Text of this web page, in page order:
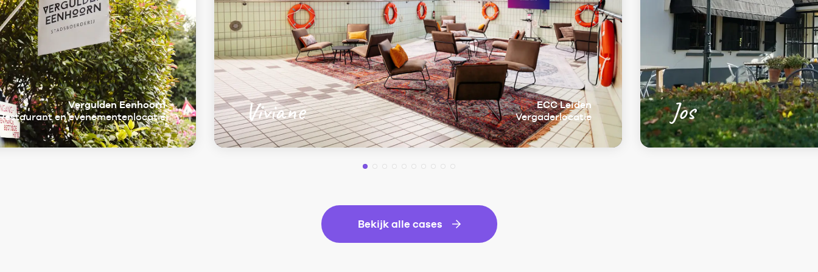
Vergulden Eenhoorn
en evenementenlocatie
Viviane
ECC Leiden
Vergaderlocatie
Jos
Bekijk alle cases